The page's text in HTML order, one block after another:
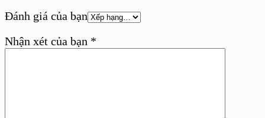
Đánh giá của bạn
Nhận xét của bạn *